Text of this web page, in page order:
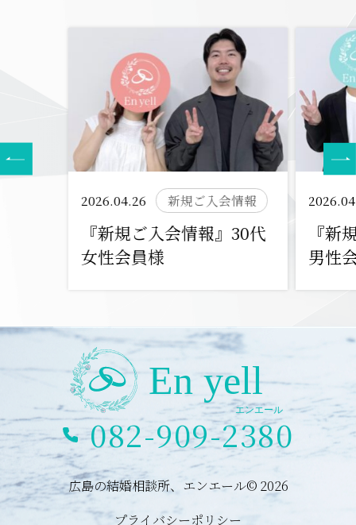
2026.04.26 新規ご入会情報
『新規ご入会情報』30代
女性会員様
『新
男性
082-909-2380
広島の結婚相談所、エンエール© 2026
プライバシーポリシー